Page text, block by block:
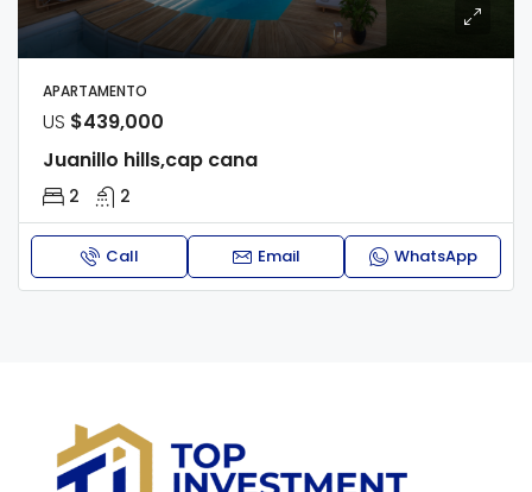
APARTAMENTO
US $439,000
Juanillo hills,cap cana
2 2
Call Email WhatsApp